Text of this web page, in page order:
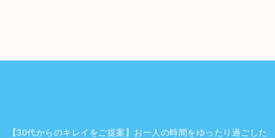
【30代からのキレイをご提案】お一人の時間をゆったり過ごした